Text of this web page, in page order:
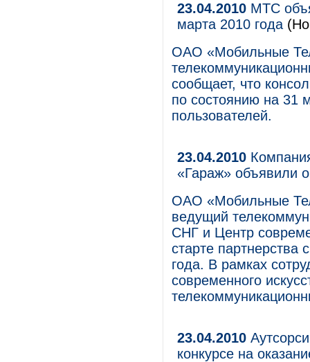
23.04.2010 МТС
марта 2010 года
ОАО «Мобильные
сообщает, что
по состоянию на 31
пользователей.
23.04.2010
«Гараж» объявили
ОАО «Мобильные
ведущий
СНГ и Центр
старте партнерства
года. В рамках
современного
23.04.2010
конкурсе на